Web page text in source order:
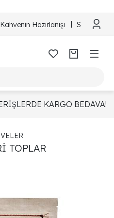
Kahvenin Hazırlanışı Sipariş
KARGO BEDAVA!
TOPLAR